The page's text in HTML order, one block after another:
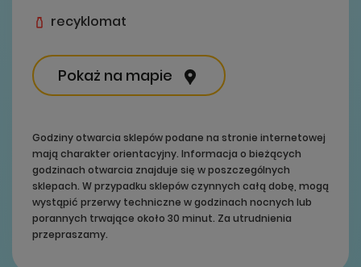
recyklomat
Pokaż na mapie
Godziny otwarcia sklepów podane na stronie internetowej
mają charakter orientacyjny. Informacja o bieżących
godzinach otwarcia znajduje się w poszczególnych
sklepach. W przypadku sklepów czynnych całą dobę, mogą
wystąpić przerwy techniczne w godzinach nocnych lub
porannych trwające około 30 minut. Za utrudnienia
przepraszamy.